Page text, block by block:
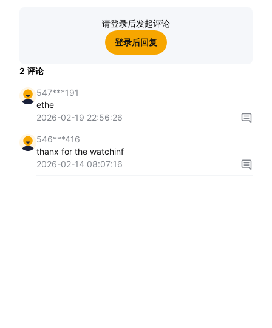
请登录后发起评论
登录后回复
2 评论
547***191
ethe
2026-02-19 22:56:26
546***416
thanx for the watchinf
2026-02-14 08:07:16